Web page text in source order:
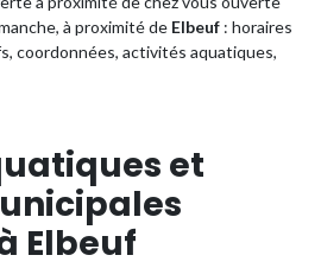
à proximité de Elbeuf : horaires
coordonnées, activités aquatiques,
et
Elbeuf